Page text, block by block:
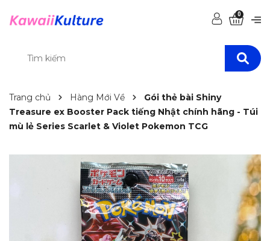
0
Trang chủ Hàng Mới Về
Gói thẻ bài Shiny
Treasure ex Booster Pack tiếng Nhật chính hãng - Túi
mù lẻ Series Scarlet & Violet Pokemon TCG